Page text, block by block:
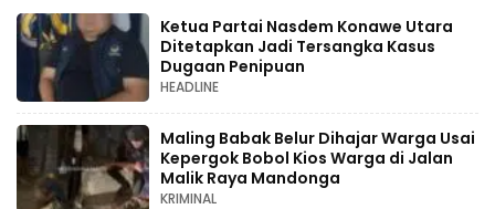
Ketua Partai Nasdem Konawe Utara
Ditetapkan Jadi Tersangka Kasus
Dugaan Penipuan
HEADLINE
Maling Babak Belur Dihajar Warga Usai
Kepergok Bobol Kios Warga di Jalan
Malik Raya Mandonga
KRIMINAL